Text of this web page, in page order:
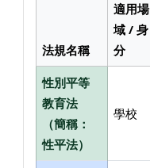
法規名稱
適用場
域 / 身
分
性別平等
教育法
（簡稱：
性平法）
學校